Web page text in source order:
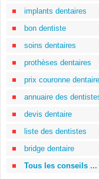
implants dentaires
bon dentiste
soins dentaires
prothèses dentaires
prix couronne dentaire
annuaire des
devis dentaire
liste des dentistes
bridge dentaire
Tous les conseils ...